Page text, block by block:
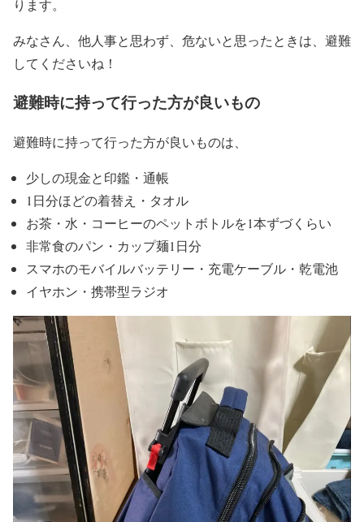
ります。
みなさん、他人事と思わず、危ないと思ったときは、避難
してくださいね！
避難時に持って行った方が良いもの
避難時に持って行った方が良いものは、
少しの現金と印鑑・通帳
1日分ほどの着替え・タオル
お茶・水・コーヒーのペットボトルを1本ずづくらい
非常食のパン・カップ麺1日分
スマホのモバイルバッテリー・充電ケーブル・乾電池
イヤホン・携帯型ラジオ